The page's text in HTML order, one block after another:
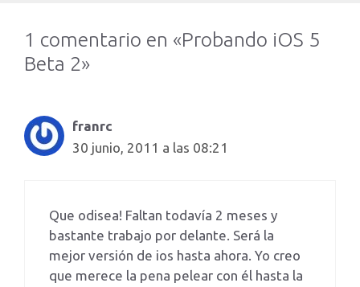
1 comentario en «Probando iOS 5
Beta 2»
franrc
30 junio, 2011 a las 08:21
Que odisea! Faltan todavía 2 meses y
bastante trabajo por delante. Será la
mejor versión de ios hasta ahora. Yo creo
que merece la pena pelear con él hasta la